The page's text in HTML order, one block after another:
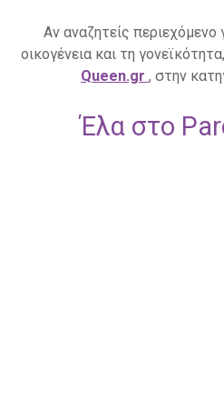
Αν αναζητείς περιεχόμενο
οικογένεια και τη
Queen.gr , στην
Έλα στο